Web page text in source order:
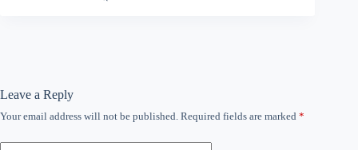
Leave a Reply
Your email address will not be published. Required fields are marked *